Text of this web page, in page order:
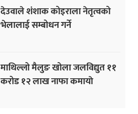
देउवाले शंशाक कोइराला नेतृत्वको
भेलालाई सम्बोधन गर्ने
माथिल्लो मैलुङ खोला जलविद्युत ११
करोड १२ लाख नाफा कमायाे